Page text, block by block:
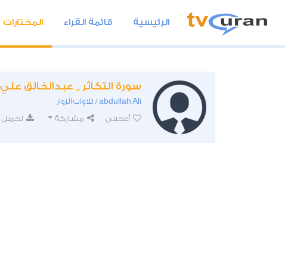
الرئيسية قائمة القراء المختارات
سورة التكاثر _ عبدالخالق علي
abdullah Ali
/ تلاوات الزوار
أعجبني
مشاركة تحميل